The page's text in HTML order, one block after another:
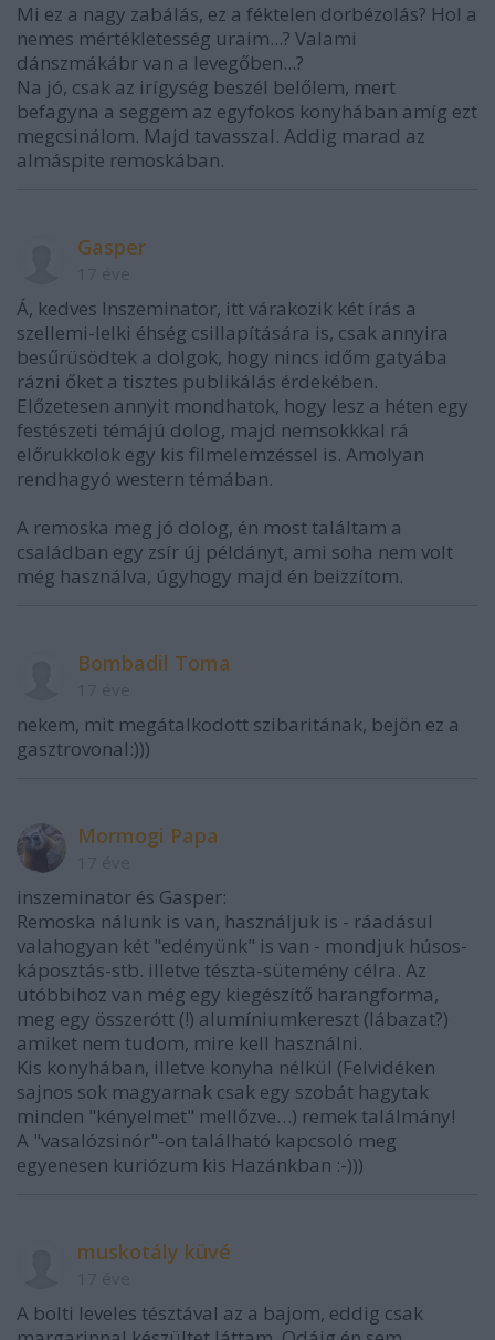
Mi ez a nagy zabálás, ez a féktelen dorbézolás? Hol a
nemes mértékletesség uraim...? Valami
dánszmákábr van a levegőben...?
Na jó, csak az irígység beszél belőlem, mert
befagyna a seggem az egyfokos konyhában amíg ezt
megcsinálom. Majd tavasszal. Addig marad az
almáspite remoskában.
Gasper
Á, kedves Inszeminator, itt várakozik két írás a
szellemi-lelki éhség csillapítására is, csak annyira
besűrüsödtek a dolgok, hogy nincs időm gatyába
rázni őket a tisztes publikálás érdekében.
Előzetesen annyit mondhatok, hogy lesz a héten egy
festészeti témájú dolog, majd nemsokkkal rá
előrukkolok egy kis filmelemzéssel is. Amolyan
rendhagyó western témában.
A remoska meg jó dolog, én most találtam a
családban egy zsír új példányt, ami soha nem volt
még használva, úgyhogy majd én beizzítom.
Bombadil Toma
nekem, mit megátalkodott szibaritának, bejön ez a
gasztrovonal:)))
Mormogi Papa
inszeminator és Gasper:
Remoska nálunk is van, használjuk is - ráadásul
valahogyan két "edényünk" is van - mondjuk húsos-
káposztás-stb. illetve tészta-sütemény célra. Az
utóbbihoz van még egy kiegészítő harangforma,
meg egy összerótt (!) alumíniumkereszt (lábazat?)
amiket nem tudom, mire kell használni.
Kis konyhában, illetve konyha nélkül (Felvidéken
sajnos sok magyarnak csak egy szobát hagytak
minden "kényelmet" mellőzve…) remek találmány!
A "vasalózsinór"-on található kapcsoló meg
egyenesen kuriózum kis Hazánkban :-)))
muskotály küvé
A bolti leveles tésztával az a bajom, eddig csak